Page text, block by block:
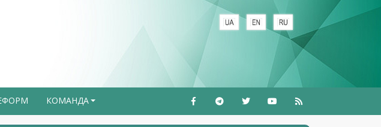
+
КОМАНДА